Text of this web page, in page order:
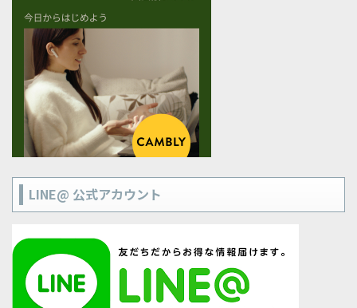
LINE@ 公式アカウント